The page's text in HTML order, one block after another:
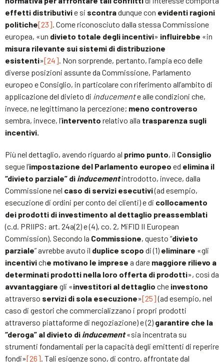
effetti distributivie si scontradunque con evidenti ragioni
politiche[23]. Come riconosciuto dalla stessa Commissione
europea, «un divieto totale degli incentivi» influirebbe «in
misura rilevante sui sistemi di distribuzione
esistenti»[24]. Non sorprende, pertanto, l’ampia eco delle
diverse posizioni assunte da Commissione, Parlamento
europeo e Consiglio, in particolare con riferimento all’ambito di
applicazione del divieto di inducemente alle condizioni che,
invece, ne legittimano la percezione; meno controverso
sembra, invece, l’intervento relativo alla trasparenza sugli
incentivi.
Più nel dettaglio, avendo riguardo al primo punto, il Consiglio
segue l’impostazione del Parlamento europeo ed elimina il
“divieto parziale” di inducement introdotto, invece, dalla
Commissione nel caso di servizi esecutivi(ad esempio,
esecuzione di ordini per conto dei clienti) e di collocamento
dei prodotti di investimento al dettaglio preassemblati
(c.d. PRIIPS: art. 24a(2) e (4), co. 2, MiFID II European
Commission). Secondo la Commissione, questo “divieto
parziale” avrebbe avuto il duplice scopo di (1) eliminare «gli
incentiviche motivano le imprese a dare maggiore rilievo a
determinati prodotti nella loro offerta di prodotti», così da
avvantaggiare gli «investitori al dettaglio che investono
attraverso servizi di sola esecuzione»[25](ad esempio, nel
caso di gestori che commercializzano i propri prodotti
attraverso piattaforme di negoziazione) e (2) garantire che la
“deroga” al divieto di inducement «sia incentrata su
strumenti fondamentali per la capacità degli emittenti di reperire
fondi»[26]. Tali esigenze sono, di contro, affrontate dal